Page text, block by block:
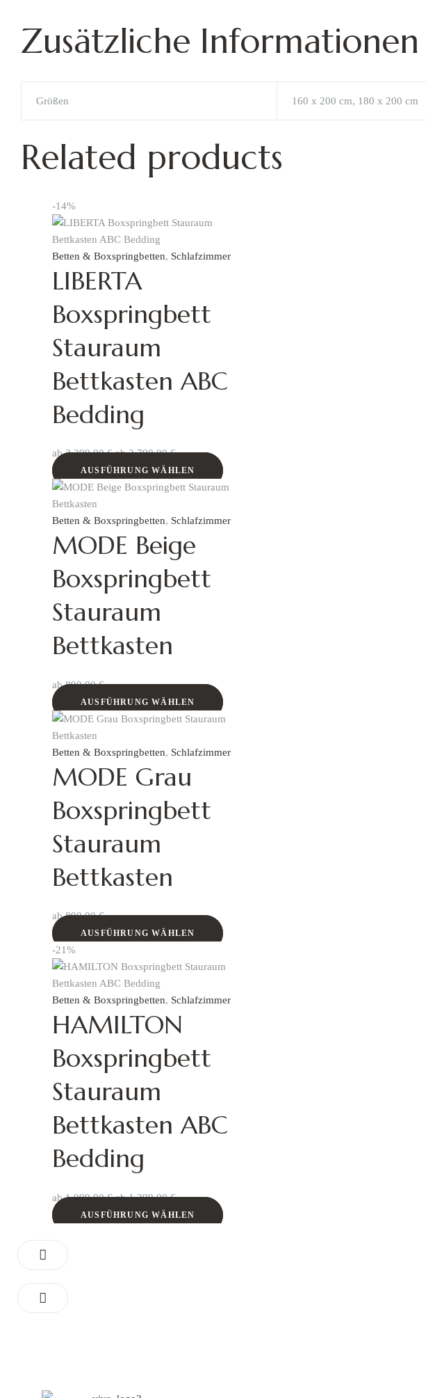
Zusätzliche Informationen
Größen 160 x 200 cm, 180 x 200 cm
Related products
-14%
Betten & Boxspringbetten, Schlafzimmer
LIBERTA
Boxspringbett
Stauraum
Bettkasten ABC
Bedding
ab2.399,00€ ab2.790,00€
AUSFÜHRUNG WÄHLEN
Betten & Boxspringbetten, Schlafzimmer
MODE Beige
Boxspringbett
Stauraum
Bettkasten
ab890,00€
AUSFÜHRUNG WÄHLEN
Betten & Boxspringbetten, Schlafzimmer
MODE Grau
Boxspringbett
Stauraum
Bettkasten
ab890,00€
AUSFÜHRUNG WÄHLEN
-21%
Betten & Boxspringbetten, Schlafzimmer
HAMILTON
Boxspringbett
Stauraum
Bettkasten ABC
Bedding
ab1.099,00€ ab1.399,00€
AUSFÜHRUNG WÄHLEN